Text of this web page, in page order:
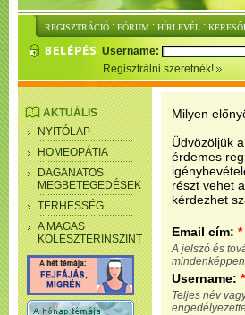
REGISZTRÁCIÓ : FÓRUM : HÍRLEVÉL :
Username:
Regisztrálni szeretnék!
AKTUÁLIS
NYITÓLAP
HOMEOPÁTIA
DAGANATOS
MEGBETEGEDÉSEK
TERHESSÉG
A MAGAS
KOLESZTERINSZINT
Milyen
Üdvözöljük
érdemes
részt vehet
kérdezhet
Email cím: *
A jelszó és
Username: *
Teljes név